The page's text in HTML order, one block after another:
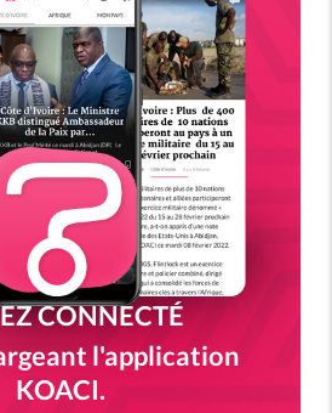
CONNECTÉ
l'application
KOACI.